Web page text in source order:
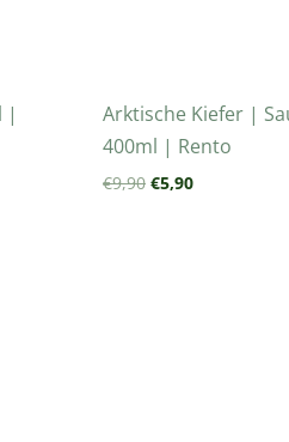
|
Arktische Kiefer |
400ml | Rento
€9,90 €5,90